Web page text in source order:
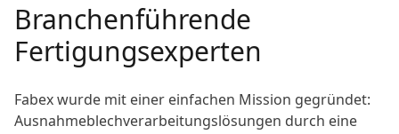
Branchenführende
Fertigungsexperten
Fabex wurde mit einer einfachen Mission gegründet:
Ausnahmeblechverarbeitungslösungen durch eine